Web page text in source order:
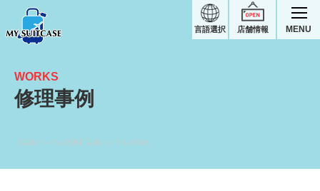
店舗情報
言語選択 MENU
WORKS
修理事例